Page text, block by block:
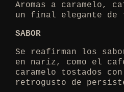
Aromas a caramelo,
un final elegante de
SABOR
Se reafirman los
en naríz, como el
caramelo tostados
retrogusto de